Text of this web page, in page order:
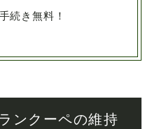
続き無料！
ンクーペの維持